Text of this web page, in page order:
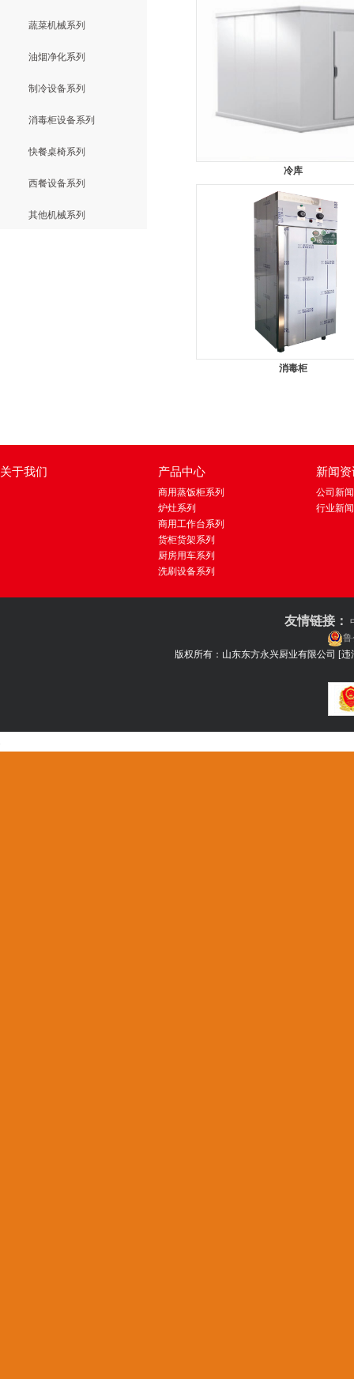
蔬菜机械系列
油烟净化系列
制冷设备系列
消毒柜设备系列
快餐桌椅系列
西餐设备系列
其他机械系列
冷库
消毒柜
关于我们 产品中心 新闻资
商用蒸饭柜系列
炉灶系列
商用工作台系列
货柜货架系列
厨房用车系列
洗刷设备系列
公司新闻
行业新闻
友情链接：
鲁
版权所有：山东东方永兴厨业有限公司 [违